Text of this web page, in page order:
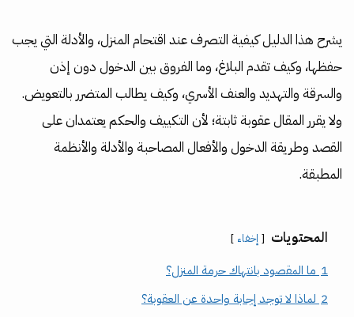
يشرح هذا الدليل كيفية التصرف عند اقتحام المنزل، والأدلة التي يجب
حفظها، وكيف تقدم البلاغ، وما الفروق بين الدخول دون إذن
والسرقة والتهديد والعنف الأسري، وكيف يطالب المتضرر بالتعويض.
ولا يقرر المقال عقوبة ثابتة؛ لأن التكييف والحكم يعتمدان على
القصد وطريقة الدخول والأفعال المصاحبة والأدلة والأنظمة
المطبقة.
المحتويات إخفاء
1 ما المقصود بانتهاك حرمة المنزل؟
2 لماذا لا توجد إجابة واحدة عن العقوبة؟